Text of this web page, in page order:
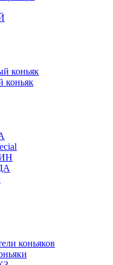
коньяк
коньяк
коньяков